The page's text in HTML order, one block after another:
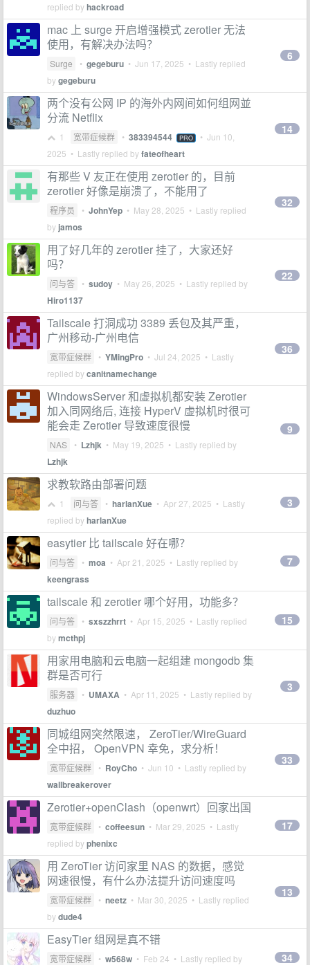
replied byhackroad
mac 上 surge 开启增强模式 zerotier 无法
使用，有解决办法吗？
Surge • gegeburu • Jun 17, 2025 • Lastly replied
bygegeburu
6
两个没有公网 IP 的海外内网间如何组网並
分流 Netflix
1 宽带症候群 • 383394544 PRO • Jun 10,
2025 • Lastly replied byfateofheart
14
有那些 V 友正在使用 zerotier 的，目前
zerotier 好像是崩溃了，不能用了
程序员 • JohnYep • May 28, 2025 • Lastly replied
by jamos
32
用了好几年的 zerotier 挂了，大家还好
吗？
问与答 • sudoy • May 26, 2025 • Lastly replied by
Hiro1137
22
Tailscale 打洞成功 3389 丢包及其严重，
广州移动-广州电信
宽带症候群 • YMingPro • Jul 24, 2025 • Lastly
replied bycanitnamechange
36
WindowsServer 和虚拟机都安装 Zerotier
加入同网络后, 连接 HyperV 虚拟机时很可
能会走 Zerotier 导致速度很慢
NAS • Lzhjk • May 19, 2025 • Lastly replied by
Lzhjk
9
求教软路由部署问题
1 问与答 • harlanXue • Apr 27, 2025 • Lastly
replied byharlanXue
3
easytier 比 tailscale 好在哪？
问与答 • moa • Apr 21, 2025 • Lastly replied by
keengrass
7
tailscale 和 zerotier 哪个好用，功能多？
问与答 • sxszzhrrt • Apr 15, 2025 • Lastly replied
bymcthpj
15
用家用电脑和云电脑一起组建 mongodb 集
群是否可行
服务器 • UMAXA • Apr 11, 2025 • Lastly replied by
duzhuo
3
同城组网突然限速， ZeroTier/WireGuard
全中招， OpenVPN 幸免，求分析！
宽带症候群 • RoyCho • Jun 10 • Lastly replied by
wallbreakerover
33
Zerotier+openClash（openwrt）回家出国
宽带症候群 • coffeesun • Mar 29, 2025 • Lastly
replied byphenixc
17
用 ZeroTier 访问家里 NAS 的数据，感觉
网速很慢，有什么办法提升访问速度吗
宽带症候群 • neetz • Mar 30, 2025 • Lastly replied
bydude4
13
EasyTier 组网是真不错
宽带症候群 • w568w • Feb 24 • Lastly replied by 34